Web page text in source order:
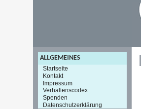
ALLGEMEINES
Startseite
Kontakt
Impressum
Verhaltenscodex
Spenden
Datenschutzerklärung